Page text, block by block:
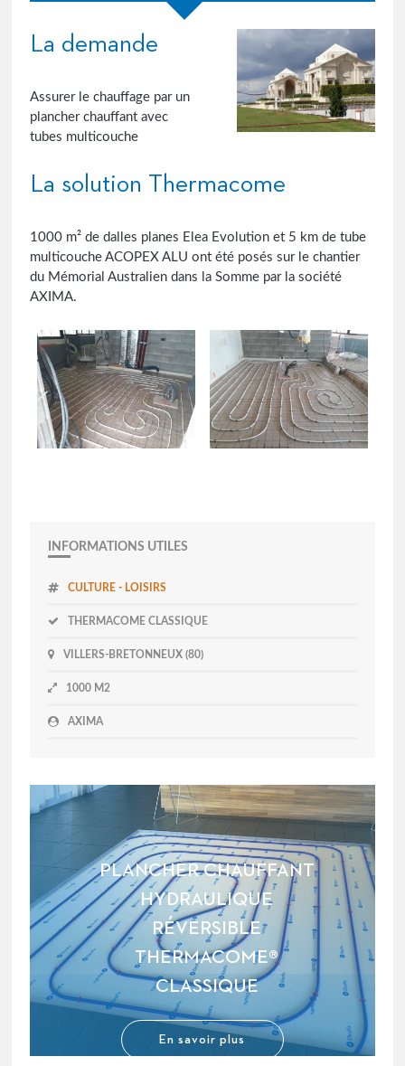
La demande
Assurer le chauffage par un
plancher chauffant avec
tubes multicouche
La solution Thermacome
1000 m² de dalles planes Elea Evolution et 5 km de tube
multicouche ACOPEX ALU ont été posés sur le chantier
du Mémorial Australien dans la Somme par la société
AXIMA.
INFORMATIONS UTILES
CULTURE - LOISIRS
THERMACOME CLASSIQUE
VILLERS-BRETONNEUX (80)
1000 M2
AXIMA
PLANCHER CHAUFFANT
HYDRAULIQUE
RÉVERSIBLE
THERMACOME®
CLASSIQUE
En savoir plus